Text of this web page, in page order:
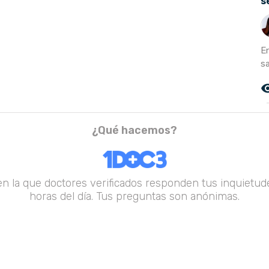
¿Qué hacemos?
la que doctores verificados responden tus
horas del día. Tus preguntas son anónimas.